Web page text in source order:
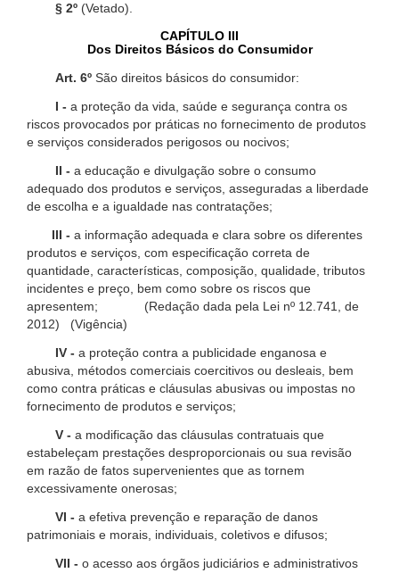
§ 2º (Vetado).
CAPÍTULO III
Dos Direitos Básicos do Consumidor
Art. 6º São direitos básicos do consumidor:
I - a proteção da vida, saúde e segurança contra os
riscos provocados por práticas no fornecimento de produtos
e serviços considerados perigosos ou nocivos;
II - a educação e divulgação sobre o consumo
adequado dos produtos e serviços, asseguradas a liberdade
de escolha e a igualdade nas contratações;
III - a informação adequada e clara sobre os diferentes
produtos e serviços, com especificação correta de
quantidade, características, composição, qualidade, tributos
incidentes e preço, bem como sobre os riscos que
apresentem; (Redação dada pela Lei nº 12.741, de
2012) (Vigência)
IV - a proteção contra a publicidade enganosa e
abusiva, métodos comerciais coercitivos ou desleais, bem
como contra práticas e cláusulas abusivas ou impostas no
fornecimento de produtos e serviços;
V - a modificação das cláusulas contratuais que
estabeleçam prestações desproporcionais ou sua revisão
em razão de fatos supervenientes que as tornem
excessivamente onerosas;
VI - a efetiva prevenção e reparação de danos
patrimoniais e morais, individuais, coletivos e difusos;
VII - o acesso aos órgãos judiciários e administrativos